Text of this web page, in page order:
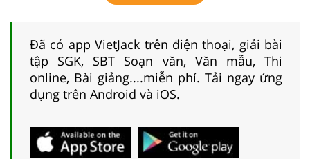
Đã có app VietJack trên điện thoại, giải bài
tập SGK, SBT Soạn văn, Văn mẫu, Thi
online, Bài giảng....miễn phí. Tải ngay ứng
dụng trên Android và iOS.